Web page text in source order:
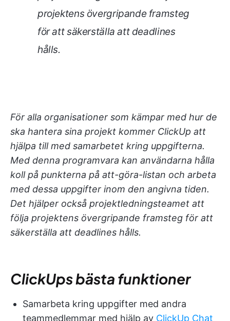
projektens övergripande framsteg
för att säkerställa att deadlines
hålls.
För alla organisationer som kämpar med hur de
ska hantera sina projekt kommer ClickUp att
hjälpa till med samarbetet kring uppgifterna.
Med denna programvara kan användarna hålla
koll på punkterna på att-göra-listan och arbeta
med dessa uppgifter inom den angivna tiden.
Det hjälper också projektledningsteamet att
följa projektens övergripande framsteg för att
säkerställa att deadlines hålls.
ClickUps bästa funktioner
Samarbeta kring uppgifter med andra
teammedlemmar med hjälp av ClickUp Chat